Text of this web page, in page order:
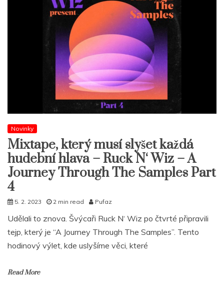
Novinky
Mixtape, který musí slyšet každá
hudební hlava – Ruck N‘ Wiz – A
Journey Through The Samples Part
4
5. 2. 2023 2 min read Pufaz
Udělali to znova. Švýcaři Ruck N‘ Wiz po čtvrté připravili
tejp, který je “A Journey Through The Samples”. Tento
hodinový výlet, kde uslyšíme věci, které
Read More